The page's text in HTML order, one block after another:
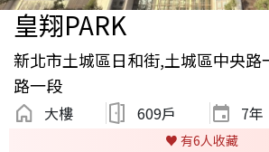
皇翔PARK
新北市土城區日和街,土城區中央路
路一段
大樓 609戶 7年
♥️ 有6人收藏